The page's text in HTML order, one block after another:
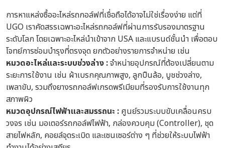
การหาแหล่งซื้ออะไหล่รถกอล์ฟที่เชื่อถือได้อาจไม่ใช่เรื่องง่าย แต่ที่
UGO เราคัดสรรเฉพาะอะไหล่รถกอล์ฟที่ผ่านการรับรองมาตรฐาน
ระดับโลก โดยเฉพาะอะไหล่นำเข้าจาก USA และแบรนด์ชั้นนำ เพื่อตอบ
โจทย์การซ่อมบำรุงที่ตรงจุด ยกตัวอย่างรายการจำหน่าย เช่น
หมวดอะไหล่และระบบช่วงล่าง :จำหน่ายอุปกรณ์ที่ต้องเปลี่ยนตาม
ระยะการใช้งาน เช่น ผ้าเบรกคุณภาพสูง, ลูกปืนล้อ, บูชช่วงล่าง,
เพลาขับ, รวมถึงยางรถกอล์ฟเกรดพรีเมียมที่รองรับการใช้งานทุก
สภาพผิว
หมวดอุปกรณ์ไฟฟ้าและสมรรถนะ : ศูนย์รวมระบบขับเคลื่อนครบ
วงจร เช่น มอเตอร์รถกอล์ฟไฟฟ้า, กล่องควบคุม (Controller), ชุด
สายไฟหลัก, คอยล์จุดระเบิด และเซนเซอร์ต่าง ๆ ที่ช่วยให้ระบบไฟฟ้า